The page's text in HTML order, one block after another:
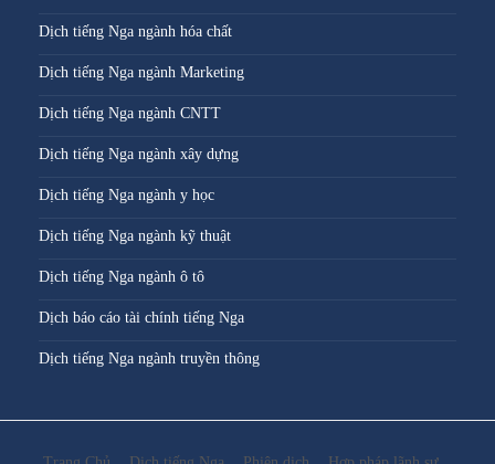
Dịch tiếng Nga ngành hóa chất
Dịch tiếng Nga ngành Marketing
Dịch tiếng Nga ngành CNTT
Dịch tiếng Nga ngành xây dựng
Dịch tiếng Nga ngành y học
Dịch tiếng Nga ngành kỹ thuật
Dịch tiếng Nga ngành ô tô
Dịch báo cáo tài chính tiếng Nga
Dịch tiếng Nga ngành truyền thông